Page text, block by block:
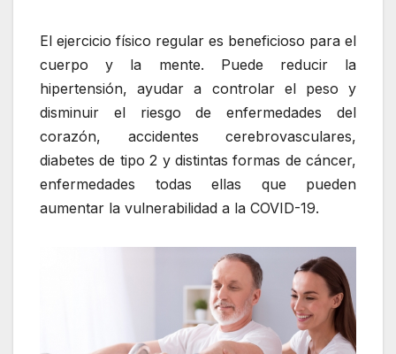
El ejercicio físico regular es beneficioso para el
cuerpo y la mente. Puede reducir la
hipertensión, ayudar a controlar el peso y
disminuir el riesgo de enfermedades del
corazón, accidentes cerebrovasculares,
diabetes de tipo 2 y distintas formas de cáncer,
enfermedades todas ellas que pueden
aumentar la vulnerabilidad a la COVID-19.